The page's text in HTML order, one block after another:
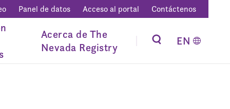
Panel de datos Acceso al portal Contáctenos
Acerca de The
Nevada Registry
EN